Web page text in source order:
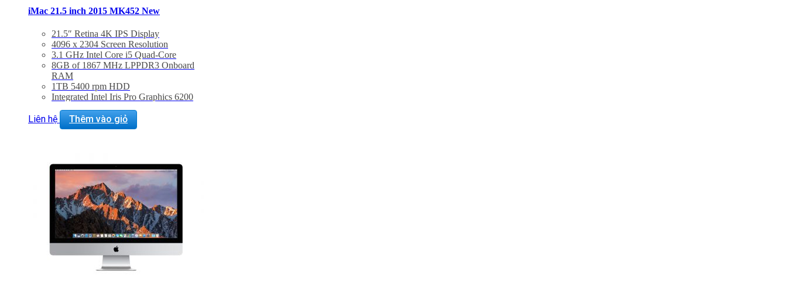
iMac 21.5 inch 2015 MK452 New
21.5″ Retina 4K IPS Display
4096 x 2304 Screen Resolution
3.1 GHz Intel Core i5 Quad-Core
8GB of 1867 MHz LPPDR3 Onboard
RAM
1TB 5400 rpm HDD
Integrated Intel Iris Pro Graphics 6200
Thunderbolt 2 + USB 3.0
Magic Keyboard & Magic Mouse 2
Liên hệ Thêm vào giỏ